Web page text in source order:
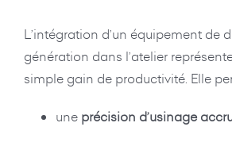
L’intégration d’un équipement de
génération dans l’atelier
simple gain de productivité. Elle
une précision d’usinage